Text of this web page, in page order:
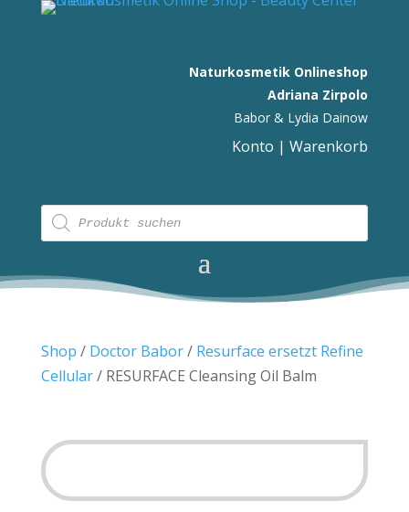
Naturkosmetik Onlineshop
Adriana Zirpolo
Babor & Lydia Dainow
Konto |Warenkorb
Products
search
Shop / Doctor Babor/ Resurface ersetzt Refine
Cellular/ RESURFACE Cleansing Oil Balm